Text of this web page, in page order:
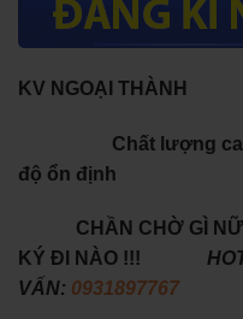
KV NGOẠI THÀNH
Chất lượng
độ ổn định
CHẦN CHỜ GÌ
KÝ ĐI NÀO !!!
VẤN: 0931897767